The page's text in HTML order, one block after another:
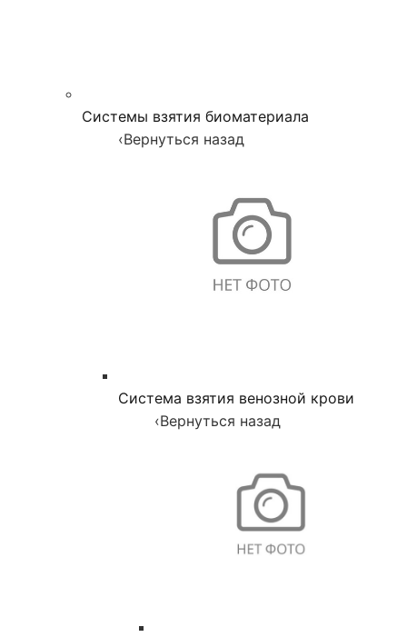
Системы взятия биоматериала
‹Вернуться назад
Система взятия венозной крови
‹Вернуться назад